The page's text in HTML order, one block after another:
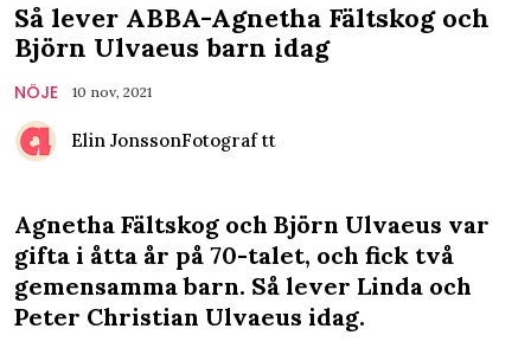
Så lever ABBA-Agnetha Fältskog och
Björn Ulvaeus barn idag
NÖJE 10 nov, 2021
Elin JonssonFotograf tt
Agnetha Fältskog och Björn Ulvaeus var
gifta i åtta år på 70-talet, och fick två
gemensamma barn. Så lever Linda och
Peter Christian Ulvaeus idag.